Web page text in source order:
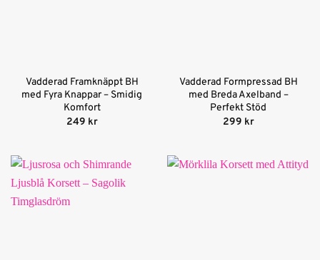
Vadderad Framknäppt BH
med Fyra Knappar – Smidig
Komfort
249 kr
Vadderad Formpressad BH
med Breda Axelband –
Perfekt Stöd
299 kr